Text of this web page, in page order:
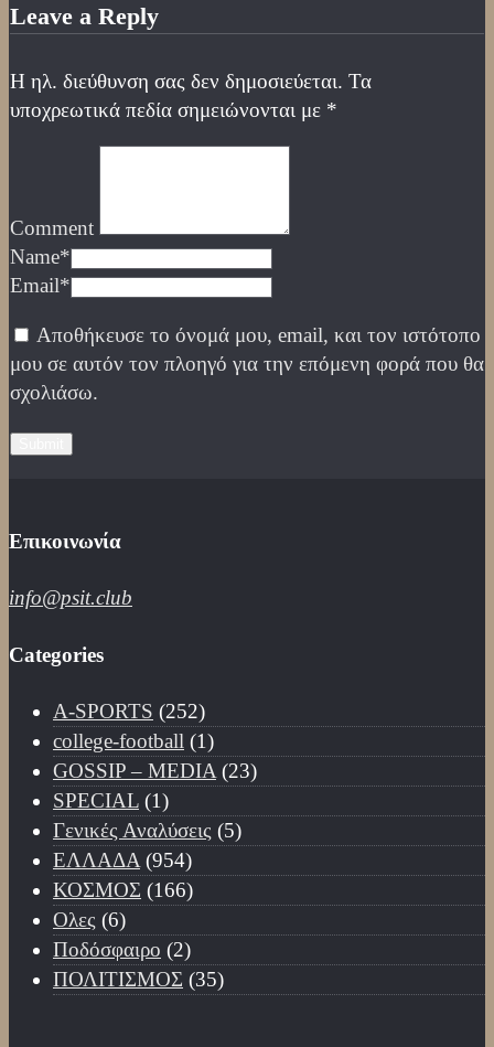
Leave a Reply
Η ηλ. διεύθυνση σας δεν δημοσιεύεται. Τα
υποχρεωτικά πεδία σημειώνονται με *
Comment
Name*
Email*
Αποθήκευσε το όνομά μου, email, και τον ιστότοπο
μου σε αυτόν τον πλοηγό για την επόμενη φορά που θα
σχολιάσω.
Επικοινωνία
info@psit.club
Categories
A-SPORTS (252)
college-football (1)
GOSSIP – ΜΕDIA(23)
SPECIAL (1)
Γενικές Αναλύσεις (5)
ΕΛΛΑΔΑ(954)
ΚΟΣΜΟΣ (166)
Ολες (6)
Ποδόσφαιρο (2)
ΠΟΛΙΤΙΣΜΟΣ (35)